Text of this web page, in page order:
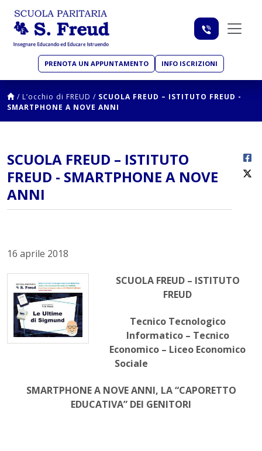
PRENOTA UN APPUNTAMENTO INFO ISCRIZIONI
/ L’occhio di FREUD / SCUOLA FREUD – ISTITUTO FREUD -
SMARTPHONE A NOVE ANNI
SCUOLA FREUD – ISTITUTO
FREUD - SMARTPHONE A NOVE
ANNI
16 aprile 2018
SCUOLA FREUD – ISTITUTO
FREUD
Tecnico Tecnologico
Informatico – Tecnico
Economico – Liceo Economico
Sociale
SMARTPHONE A NOVE ANNI, LA “CAPORETTO
EDUCATIVA” DEI GENITORI